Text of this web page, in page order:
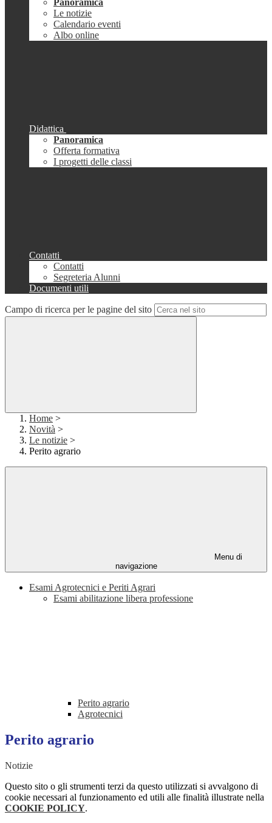
Panoramica
Le notizie
Calendario eventi
Albo online
Didattica
Panoramica
Offerta formativa
I progetti delle classi
Contatti
Contatti
Segreteria Alunni
Documenti utili
Campo di ricerca per le pagine del sito
Home >
Novità >
Le notizie >
Perito agrario
Menu di
navigazione
Esami Agrotecnici e Periti Agrari
Esami abilitazione libera professione
Perito agrario
Agrotecnici
Perito agrario
Notizie
Questo sito o gli strumenti terzi da questo utilizzati si avvalgono di
cookie necessari al funzionamento ed utili alle finalità illustrate nella
COOKIE POLICY.